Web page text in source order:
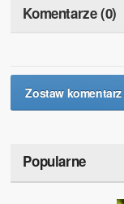
Komentarze (0)
Zostaw komentarz
Popularne